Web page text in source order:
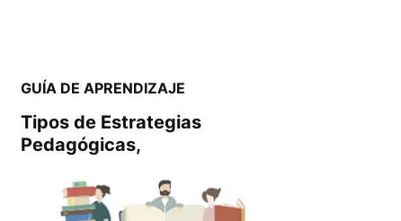
GUÍA DE APRENDIZAJE
Tipos de Estrategias
Pedagógicas,